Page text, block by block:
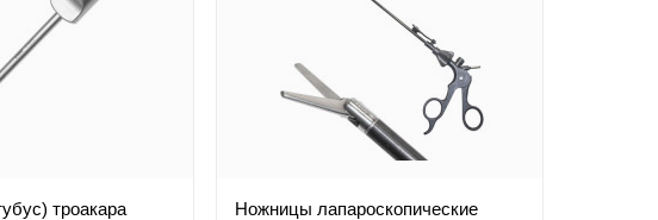
троакара
Ножницы лапароскопические